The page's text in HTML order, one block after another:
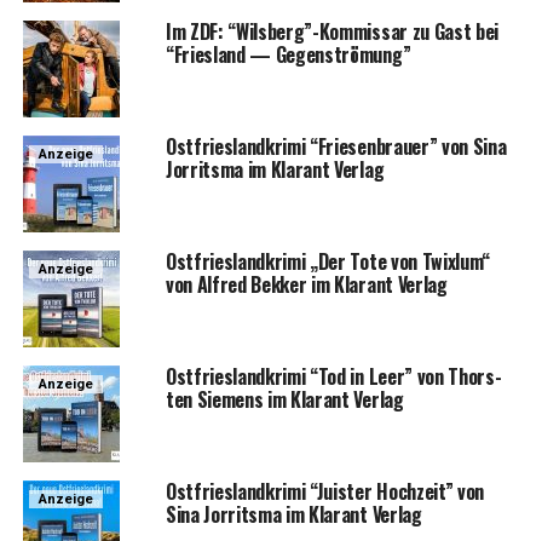
Im ZDF: “Wilsberg”-Kommissar zu Gast bei
“Fries­land — Gegenströmung”
Anzeige Ost­fries­land­kri­mi “Frie­sen­brau­er” von Sina
Jor­rit­s­ma im Klar­ant Verlag
Anzeige Ost­fries­land­kri­mi „Der Tote von Twixlum“
von Alfred Bek­ker im Klar­ant Verlag
Anzeige Ost­fries­land­kri­mi “Tod in Leer” von Thors­
ten Sie­mens im Klar­ant Verlag
Anzeige Ost­fries­land­kri­mi “Juis­ter Hoch­zeit” von
Sina Jor­rit­s­ma im Klar­ant Verlag